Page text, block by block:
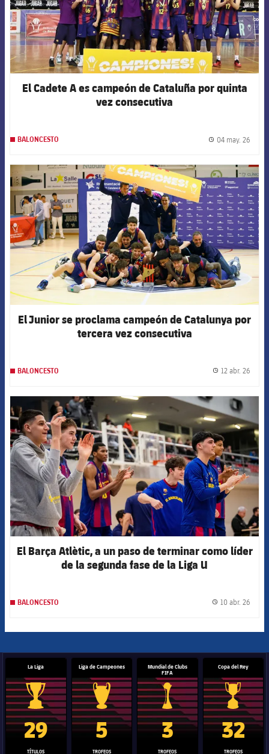
El Cadete A es campeón de Cataluña por quinta
vez consecutiva
BALONCESTO 04 may. 26
FCB Barcelona badge
El Junior se proclama campeón de Catalunya por
tercera vez consecutiva
BALONCESTO 12 abr. 26
FCB Barcelona badge
El Barça Atlètic, a un paso de terminar como líder
de la segunda fase de la Liga U
BALONCESTO 10 abr. 26
La Liga
Trofeo de La Liga
29
TÍTULOS
Liga de Campeones
Trofeo de la Liga de Campeones
5
TROFEOS
Mundial de Clubs
FIFA
Trofeo del Mundial de
3
TROFEOS
Copa del Rey
Copa del
32
TROFEOS